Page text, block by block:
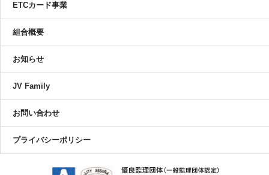
ETCカード事業
組合概要
お知らせ
JV Family
お問い合わせ
プライバシーポリシー